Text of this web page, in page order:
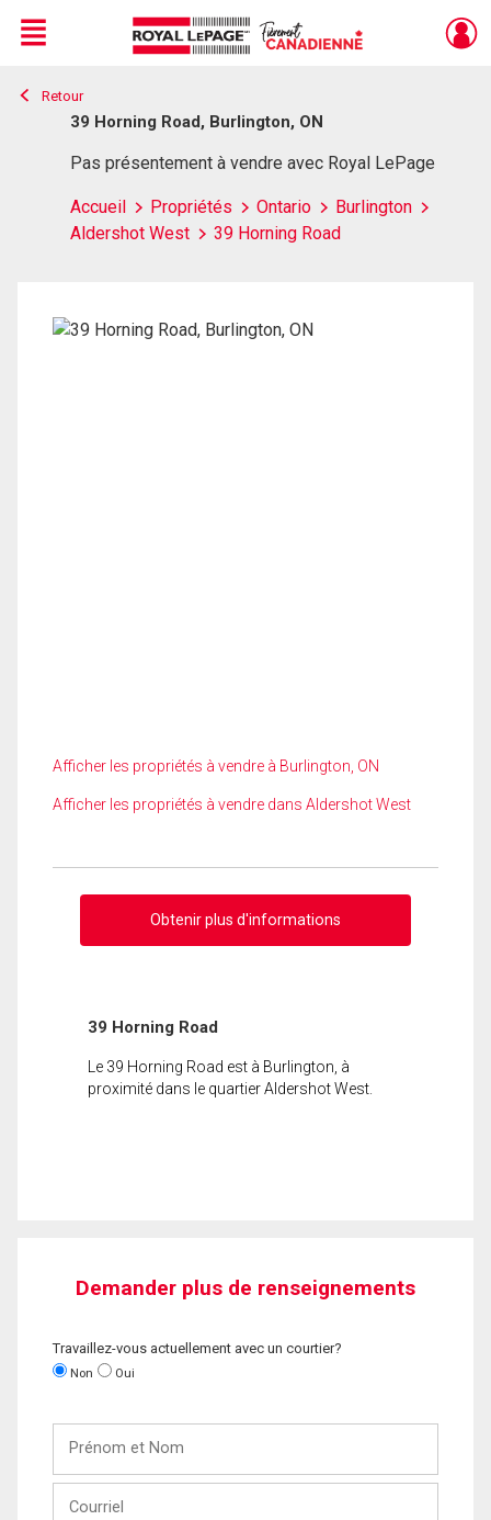
Live
En Direct
Menu
Retour
39 Horning Road, Burlington, ON
Pas présentement à vendre avec Royal LePage
Accueil Propriétés Ontario
Burlington
Aldershot West
39 Horning Road
Afficher les propriétés à vendre à Burlington, ON
Afficher les propriétés à vendre dans Aldershot West
Obtenir plus d'informations
39 Horning Road
Le 39 Horning Road est à Burlington, à
proximité dans le quartier Aldershot West.
Demander plus de renseignements
Travaillez-vous actuellement avec un courtier?
Non Oui
Nom